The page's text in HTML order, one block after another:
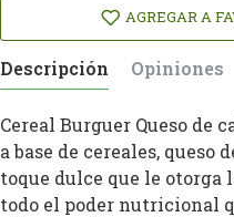
AGREGAR A
Descripción Opiniones
Cereal Burguer Queso de
a base de cereales, queso
toque dulce que le otorga
todo el poder nutricional